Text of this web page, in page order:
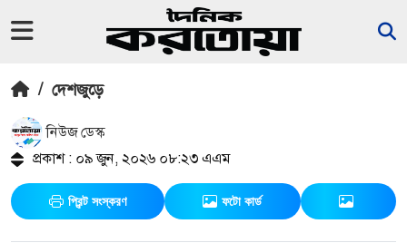
/ দেশজুড়ে
নিউজ ডেস্ক
প্রকাশ : ০৯ জুন, ২০২৬ ০৮:২৩ এএম
প্রিন্ট সংস্করণ ফটো কার্ড